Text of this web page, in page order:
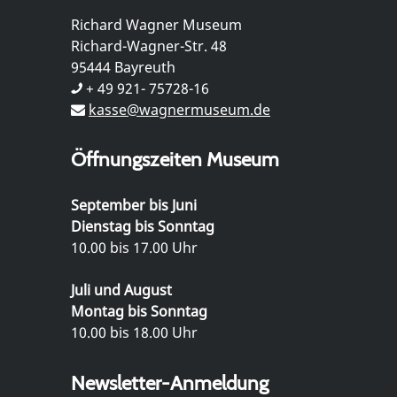
Richard Wagner Museum
Richard-Wagner-Str. 48
95444 Bayreuth
+ 49 921- 75728-16
kasse@wagnermuseum.de
Öffnungszeiten Museum
September bis Juni
Dienstag bis Sonntag
10.00 bis 17.00 Uhr
Juli und August
Montag bis Sonntag
10.00 bis 18.00 Uhr
Newsletter-Anmeldung